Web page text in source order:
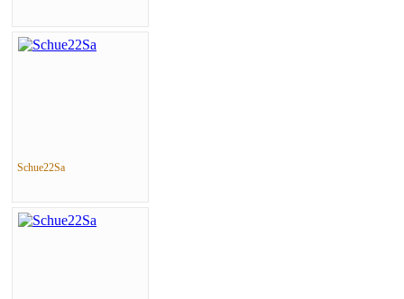
Schue22Sa